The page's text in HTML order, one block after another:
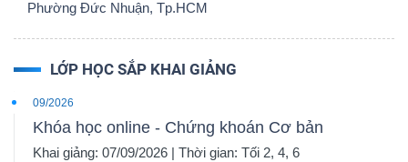
Phường Đức Nhuận, Tp.HCM
LỚP HỌC SẮP KHAI GIẢNG
09/2026
Khóa học online - Chứng khoán Cơ bản
Khai giảng: 07/09/2026 | Thời gian: Tối 2, 4, 6